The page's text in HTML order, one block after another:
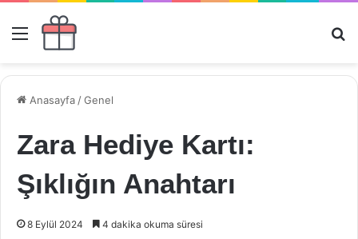
Menü
Anasayfa /Genel
Zara Hediye Kartı:
Şıklığın Anahtarı
8 Eylül 2024 4 dakika okuma süresi